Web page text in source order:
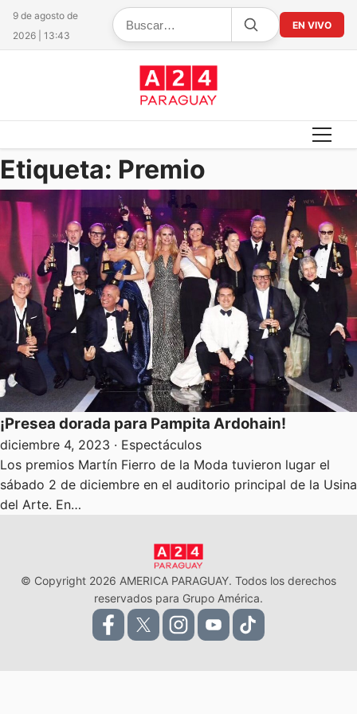
9 de agosto de
2026 | 13:43
EN VIVO
Etiqueta: Premio
¡Presea dorada para Pampita Ardohain!
diciembre 4, 2023 · Espectáculos
Los premios Martín Fierro de la Moda tuvieron lugar el
sábado 2 de diciembre en el auditorio principal de la Usina
del Arte. En…
© Copyright 2026 AMERICA PARAGUAY. Todos los derechos
reservados para Grupo América.